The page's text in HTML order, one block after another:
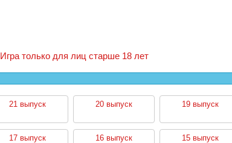
Игра только для лиц старше 18 лет
21 выпуск 20 выпуск 19 выпуск
17 выпуск 16 выпуск 15 выпуск